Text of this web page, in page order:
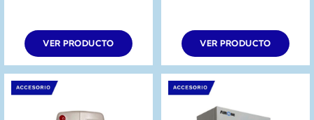
VER PRODUCTO VER PRODUCTO